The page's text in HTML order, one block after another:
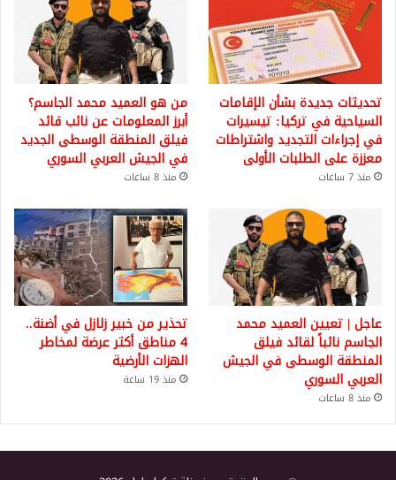
تحديثات جديدة بشأن الإقامات
السياحية في تركيا: تيسيرات
في إجراءات التجديد واشتراطات
معززة على الطلبات الأولى
منذ 7 ساعات
من هو العميد محمد الجاسم؟
أبرز المعلومات عن نائب قائد
فيلق المنطقة الوسطى الجديد
في الجيش العربي السوري
منذ 8 ساعات
عاجل | تعيين العميد محمد
الجاسم نائباً لقائد فيلق
المنطقة الوسطى في الجيش
العربي السوري
منذ 8 ساعات
تحذير من خبير زلازل في أضنة..
4 مناطق أكثر عرضة لمخاطر
الهزات الأرضية
منذ 19 ساعة